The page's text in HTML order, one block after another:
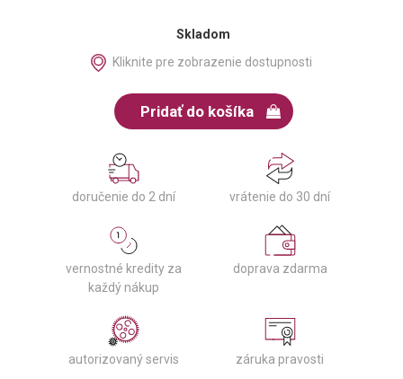
Skladom
Kliknite pre zobrazenie dostupnosti
Pridať do košíka
doručenie do 2 dní vrátenie do 30 dní
vernostné kredity za
každý nákup
doprava zdarma
autorizovaný servis záruka pravosti